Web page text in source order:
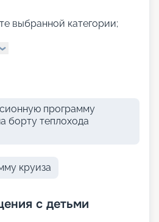
выбранной категории;
программу
борту теплохода
круиза
с детьми